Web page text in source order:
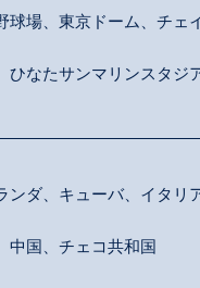
場、東京ドーム、チェ
ひなたサンマリンスタジ
ンダ、キューバ、イタリ
中国、チェコ共和国